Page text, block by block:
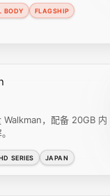
BODY
FLAGSHIP
，配备 20GB 内
SERIES JAPAN